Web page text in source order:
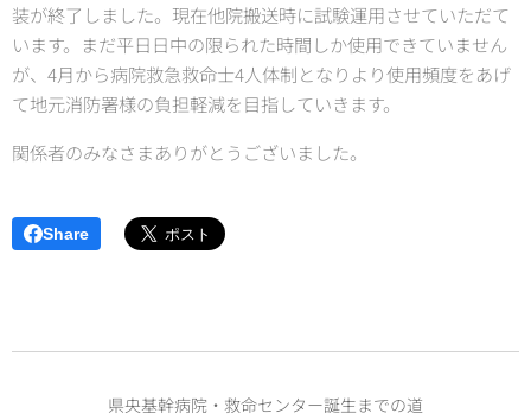
装が終了しました。現在他院搬送時に試験運用させていただて
います。まだ平日日中の限られた時間しか使用できていません
が、4月から病院救急救命士4人体制となりより使用頻度をあげ
て地元消防署様の負担軽減を目指していきます。
関係者のみなさまありがとうございました。
Share
県央基幹病院・救命センター誕生までの道